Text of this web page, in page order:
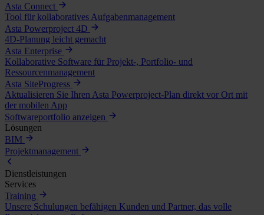
Asta Connect
Tool für kollaboratives Aufgabenmanagement
Asta Powerproject 4D
4D-Planung leicht gemacht
Asta Enterprise
Kollaborative Software für Projekt-, Portfolio- und
Ressourcenmanagement
Asta SiteProgress
Aktualisieren Sie Ihren Asta Powerproject-Plan direkt vor Ort mit
der mobilen App
Softwareportfolio anzeigen
Lösungen
BIM
Projektmanagement
Dienstleistungen
Services
Training
Unsere Schulungen befähigen Kunden und Partner, das volle